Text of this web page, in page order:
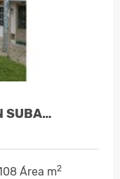
SUBA…
Área m2